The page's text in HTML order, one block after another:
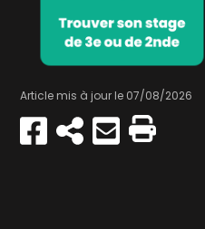
Article mis à jour le 07/08/2026
Partager
sur
CopierEnvoyer
par
Imprimer